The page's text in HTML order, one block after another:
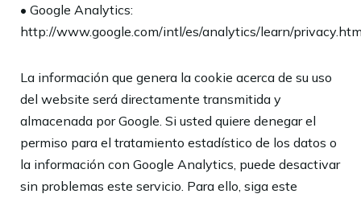
• Google Analytics:
http://www.google.com/intl/es/analytics/learn/
La información que genera la cookie acerca de su uso
del website será directamente transmitida y
almacenada por Google. Si usted quiere denegar el
permiso para el tratamiento estadístico de los datos o
la información con Google Analytics, puede desactivar
sin problemas este servicio. Para ello, siga este